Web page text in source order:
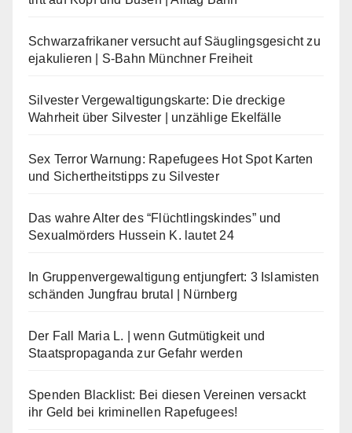
Schwarzafrikaner versucht auf Säuglingsgesicht zu
ejakulieren | S-Bahn Münchner Freiheit
Silvester Vergewaltigungskarte: Die dreckige
Wahrheit über Silvester | unzählige Ekelfälle
Sex Terror Warnung: Rapefugees Hot Spot Karten
und Sichertheitstipps zu Silvester
Das wahre Alter des “Flüchtlingskindes” und
Sexualmörders Hussein K. lautet 24
In Gruppenvergewaltigung entjungfert: 3 Islamisten
schänden Jungfrau brutal | Nürnberg
Der Fall Maria L. | wenn Gutmütigkeit und
Staatspropaganda zur Gefahr werden
Spenden Blacklist: Bei diesen Vereinen versackt
ihr Geld bei kriminellen Rapefugees!